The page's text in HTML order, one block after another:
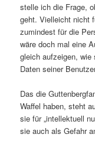
stelle ich die Frage,
geht. Vielleicht nicht
zumindest für die
wäre doch mal eine
gleich aufzeigen,
Daten seiner
Das die
Waffel haben, steht
sie für „intellektuell
sie auch als Gefahr